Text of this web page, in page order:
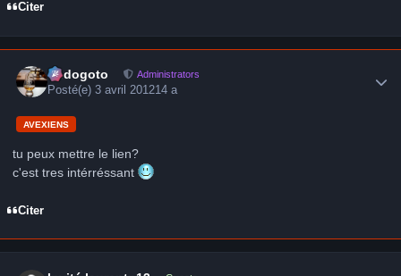
Citer
frédogoto Administrators
Posté(e)3 avril 201214 a
AVEXIENS
tu peux mettre le lien?
c'est tres intérréssant
Citer